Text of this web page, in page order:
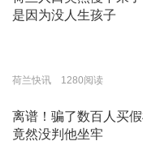
是因为没人生孩子
荷兰快讯 1280阅读
离谱！骗了数百人买
竟然没判他坐牢